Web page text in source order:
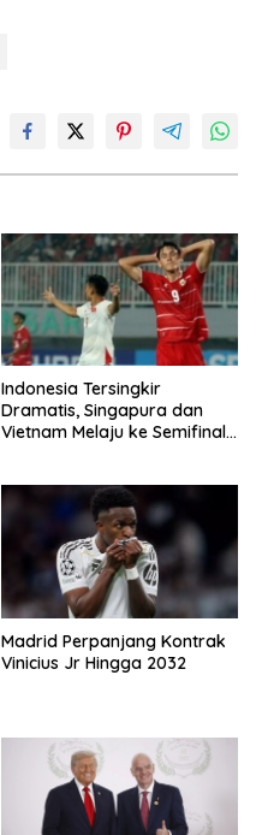
Indonesia Tersingkir
Dramatis, Singapura dan
Vietnam Melaju ke Semifinal
Madrid Perpanjang Kontrak
Vinicius Jr Hingga 2032